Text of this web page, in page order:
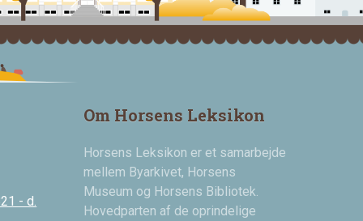
- d.
Om Horsens Leksikon
Horsens Leksikon er et samarbejde
mellem Byarkivet, Horsens
Museum og Horsens Bibliotek.
Hovedparten af de oprindelige